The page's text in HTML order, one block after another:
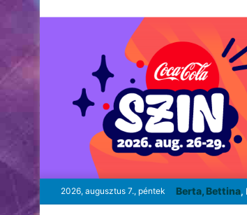
2026, augusztus 7., péntek Berta, Bettina,